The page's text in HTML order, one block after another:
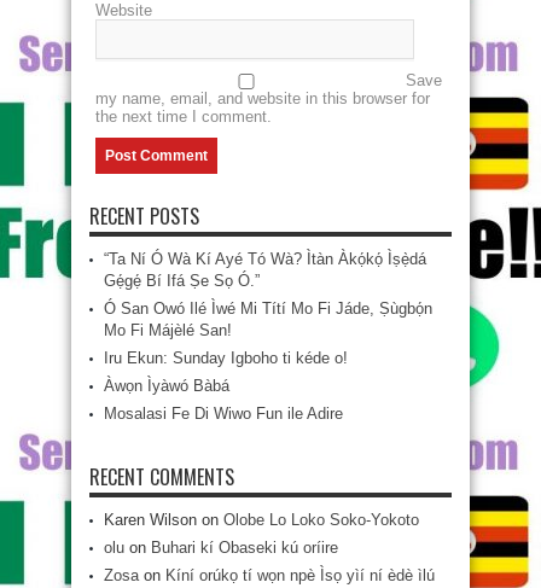
Website
Save
my name, email, and website in this browser for
the next time I comment.
RECENT POSTS
“Ta Ní Ó Wà Kí Ayé Tó Wà? Ìtàn Àkọ́kọ́ Ìṣẹ̀dá
Gẹ́gẹ́ Bí Ifá Ṣe Sọ Ó.”
Ó San Owó Ilé Ìwé Mi Títí Mo Fi Jáde, Ṣùgbọ́n
Mo Fi Májèlé San!
Iru Ekun: Sunday Igboho ti kéde o!
Àwọn Ìyàwó Bàbá
Mosalasi Fe Di Wiwo Fun ile Adire
RECENT COMMENTS
Karen Wilson on Olobe Lo Loko Soko-Yokoto
olu on Buhari kí Obaseki kú oríire
Zosaon Kíní orúkọ tí wọn npè Ìsọ yìí ní èdè ìlú